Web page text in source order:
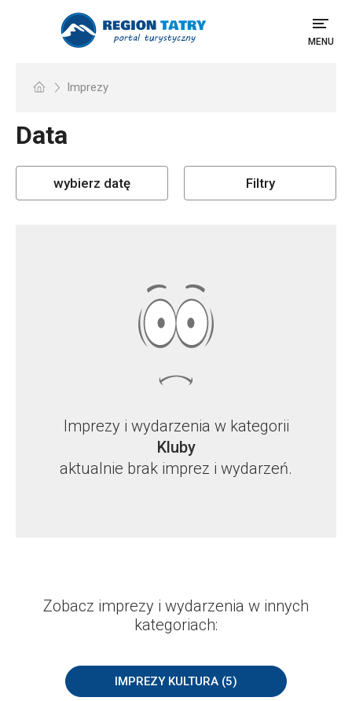
MENU
Imprezy
Data
wybierz datę Filtry
Imprezy i wydarzenia w kategorii
Kluby
aktualnie brak imprez i wydarzeń.
Zobacz imprezy i wydarzenia w innych
kategoriach:
IMPREZY KULTURA (5)